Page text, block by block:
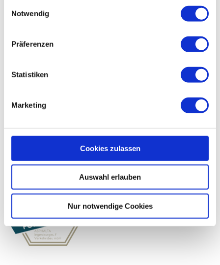
Notwendig
Präferenzen
Statistiken
Marketing
Cookies zulassen
Auswahl erlauben
Nur notwendige Cookies
Projektmanagement
Qualitätssicherung
Internationale Projekte